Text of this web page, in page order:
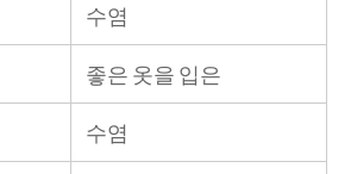
수염
좋은 옷을 입은
수염